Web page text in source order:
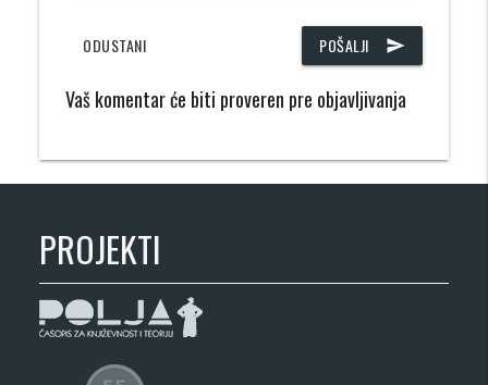
POŠALJI send
ODUSTANI
Vaš komentar će biti proveren pre objavljivanja
PROJEKTI